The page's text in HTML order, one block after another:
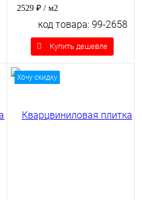
2529 ₽ / м2
код товара: 99-2658
Купить дешевле
Хочу скидку